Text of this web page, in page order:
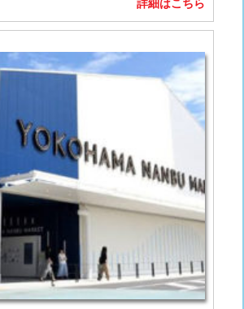
詳細はこちら